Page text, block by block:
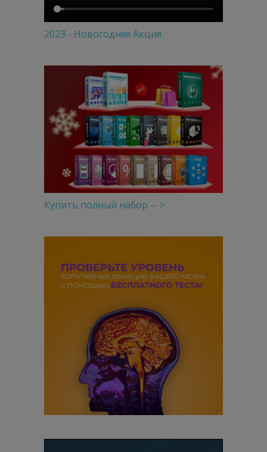
2023 - Новогодняя Акция
Купить полный набор -- >